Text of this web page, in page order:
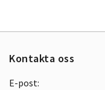
Kontakta oss
E-post: